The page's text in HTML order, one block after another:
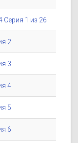
Серия 1 из 26
2
3
4
5
6